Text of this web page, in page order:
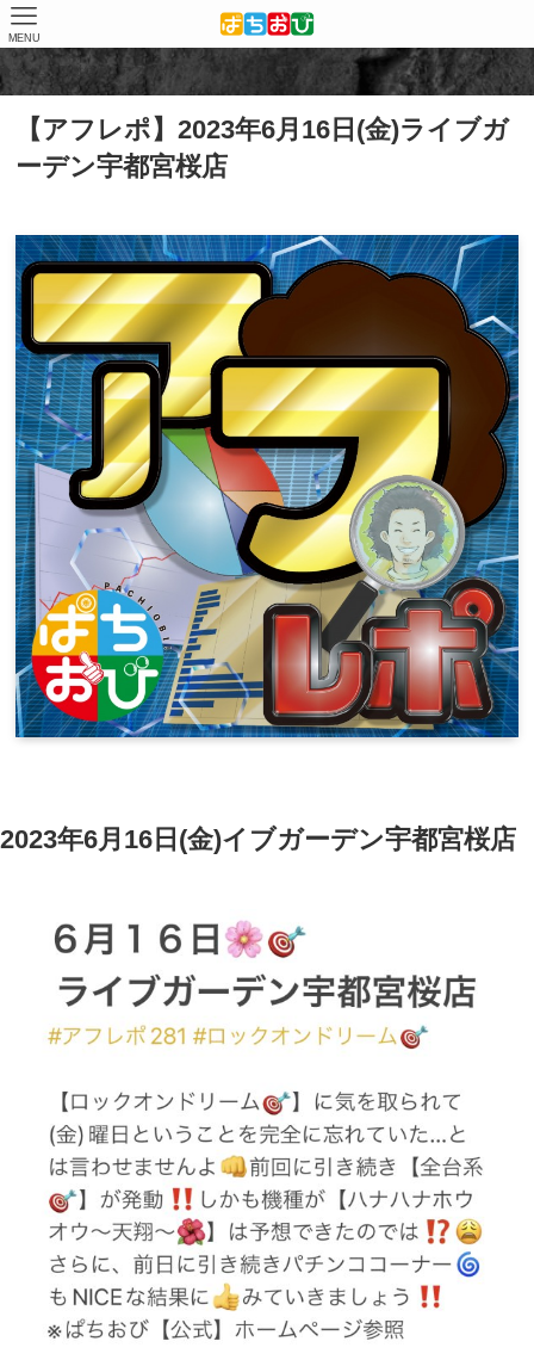
MENU
ホーム 取材結果 アフレポ
【アフレポ】2023年6月16日(金)ライブガ
ーデン宇都宮桜店
2023年6月16日(金)イブガーデン宇都宮桜店